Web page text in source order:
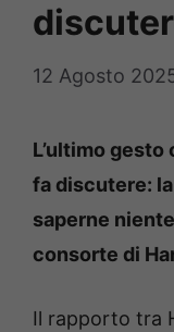
12 Agosto
L’ultimo
fa discutere:
saperne
consorte di
Il rapporto tra